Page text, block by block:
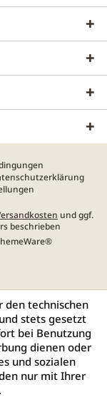
und ggf.
beschrieben
den technischen
stets gesetzt
bei Benutzung
dienen oder
und sozialen
nur mit Ihrer